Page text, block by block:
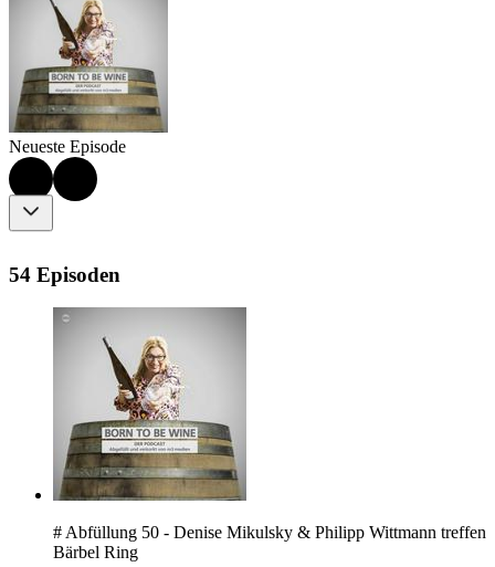
Neueste Episode
54 Episoden
# Abfüllung 50 - Denise Mikulsky & Philipp Wittmann treffen
Bärbel Ring